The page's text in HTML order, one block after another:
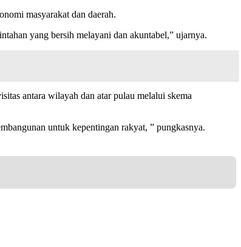
masyarakat dan daerah.
yang bersih melayani dan akuntabel,” ujarnya.
antara wilayah dan atar pulau melalui skema
untuk kepentingan rakyat, ” pungkasnya.